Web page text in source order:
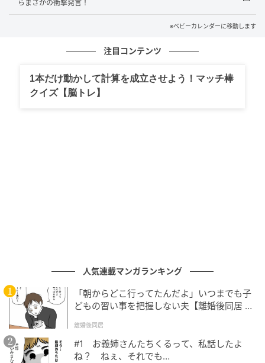
毎日、ゴミ箱がひどい状態になっている光景を見て、
私は虚しさと怒りで胸が締めつけられる思いでした。
夫の自分勝手な振る舞いは、ついに娘の食事にまで及
娘は楽しみにとっておいた唐揚げを奪われそうにな
り、今にも泣き出しそうでした。
これ以上、娘の分を奪われてはたまらないと思い、私
は明日のお弁当用に取り分けておいた唐揚げを、仕方
なくおかわりとして差し出しました。
らまさかの衝撃発言！
※ベビーカレンダーに移動します
注目コンテンツ
1本だけ動かして計算を成立させよう！マッチ棒
クイズ【脳トレ】
人気連載マンガランキング
「朝からどこ行ってたんだよ」いつまでも子
どもの習い事を把握しない夫【離婚後同居 Vo
離婚後同居
#1 お義姉さんたちくるって、私話したよ
ね？ ねぇ、それでも…